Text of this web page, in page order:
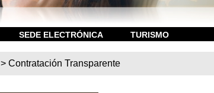
SEDE ELECTRÓNICA TURISMO
>Contratación Transparente